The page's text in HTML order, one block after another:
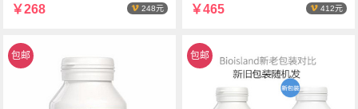
￥268 248元 ￥465 412元
包邮 包邮